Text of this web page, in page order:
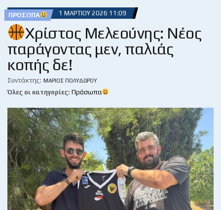
ΠΡΌΣΩΠΑ 1 ΜΑΡΤΊΟΥ 2026 11:09
Χρίστος Μελεούνης: Νέος
παράγοντας μεν, παλιάς
κοπής δε!
Συντάκτης: ΜΆΡΙΟΣ ΠΟΛΥΔΏΡΟΥ
Όλες οι κατηγορίες: Πρόσωπα